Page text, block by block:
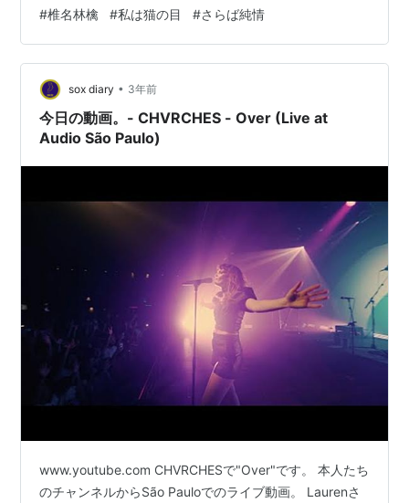
#椎名林檎 #私は猫の目 #さらば純情
sox diary • 3年前
今日の動画。- CHVRCHES - Over (Live at
Audio São Paulo)
www.youtube.com CHVRCHESで"Over"です。 本人たち
のチャンネルからSão Pauloでのライブ動画。 Laurenさ